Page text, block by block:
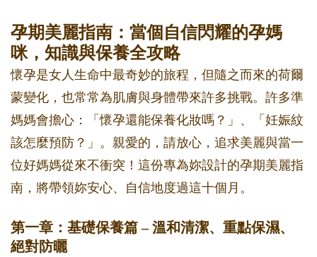
孕期美麗指南：當個自信閃耀的孕媽
咪，知識與保養全攻略
懷孕是女人生命中最奇妙的旅程，但隨之而來的荷爾
蒙變化，也常常為肌膚與身體帶來許多挑戰。許多準
媽媽會擔心：「懷孕還能保養化妝嗎？」、「妊娠紋
該怎麼預防？」。親愛的，請放心，追求美麗與當一
位好媽媽從來不衝突！這份專為妳設計的孕期美麗指
南，將帶領妳安心、自信地度過這十個月。
第一章：基礎保養篇 – 溫和清潔、重點保濕、
絕對防曬